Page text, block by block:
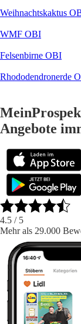
Weihnachtskaktus
WMF OBI
Felsenbirne OBI
Rhododendronerde
Angebote
4.5 / 5
Mehr als 29.000